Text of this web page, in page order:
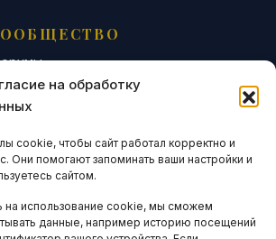
на обработку
cookie, чтобы сайт работал корректно и
Они помогают запоминать ваши настройки и
сайтом.
на использование cookie, мы сможем
данные, например историю посещений
И СТАТИСТИКА
ENGLISH